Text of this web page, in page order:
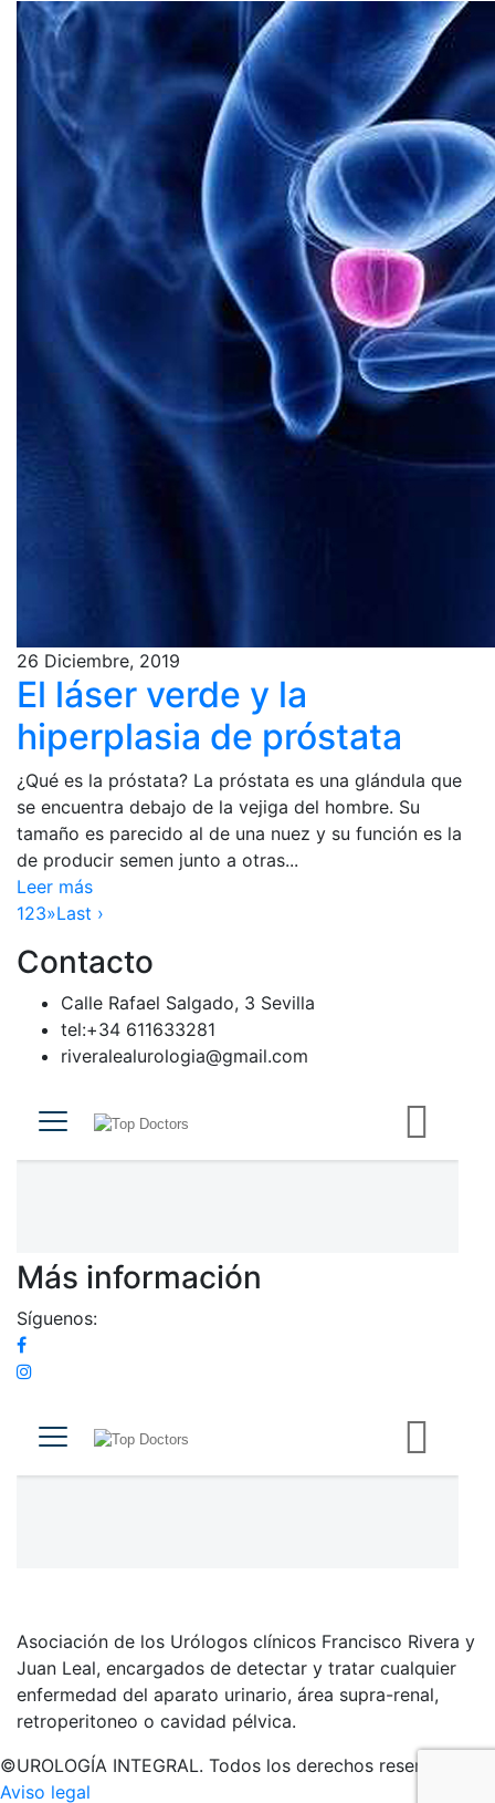
26 Diciembre, 2019
El láser verde y la
hiperplasia de próstata
¿Qué es la próstata? La próstata es una glándula que
se encuentra debajo de la vejiga del hombre. Su
tamaño es parecido al de una nuez y su función es la
de producir semen junto a otras...
Leer más
123»Last ›
Contacto
Calle Rafael Salgado, 3 Sevilla
tel:+34 611633281
riveralealurologia@gmail.com
Más información
Síguenos:
Asociación de los Urólogos clínicos Francisco Rivera y
Juan Leal, encargados de detectar y tratar cualquier
enfermedad del aparato urinario, área supra-renal,
retroperitoneo o cavidad pélvica.
©UROLOGÍA INTEGRAL. Todos los derechos reservados. |
Aviso legal